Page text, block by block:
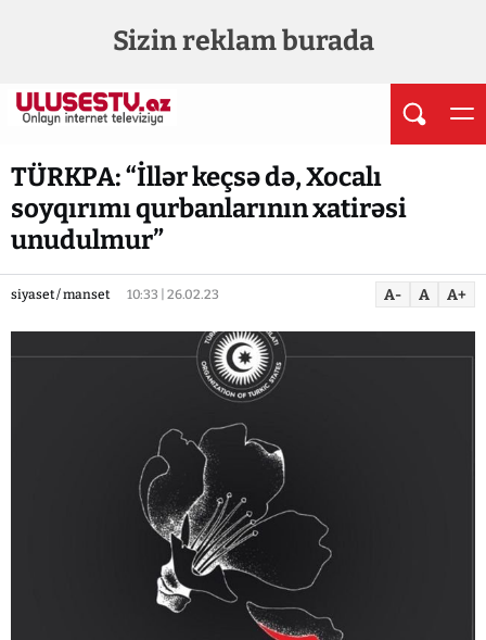
Sizin reklam burada
TÜRKPA: “İllər keçsə də, Xocalı
soyqırımı qurbanlarının xatirəsi
unudulmur”
siyaset / manset 10:33 | 26.02.23 A- A A+